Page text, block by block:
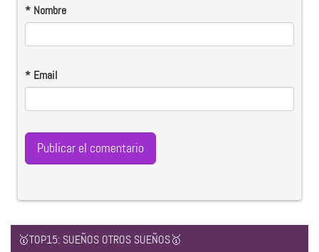
* Nombre
* Email
🥇TOP15: SUEÑOS OTROS SUEÑOS🥇